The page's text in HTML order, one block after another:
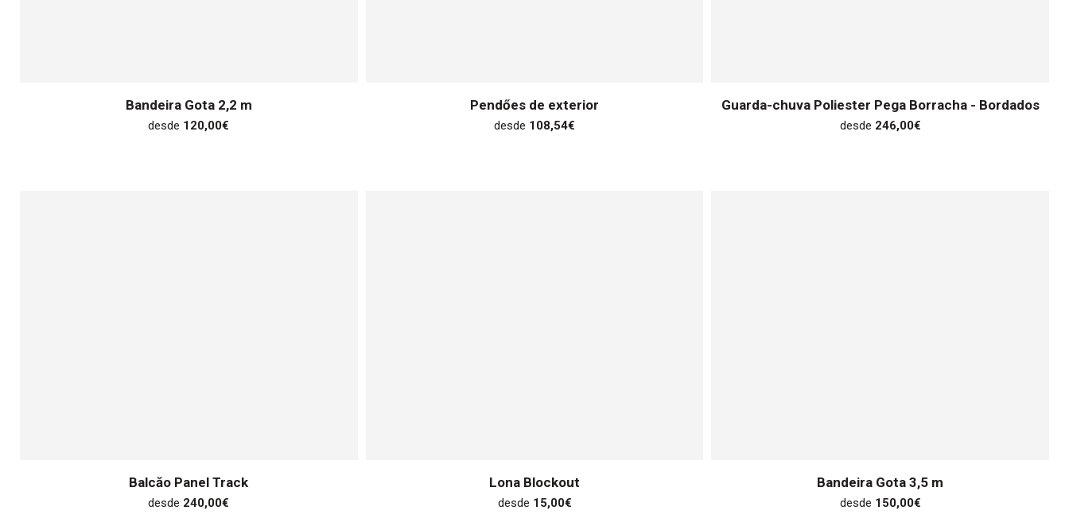
Bandeira Gota 2,2 m
desde 120,00€
Pendőes de exterior
desde 108,54€
Guarda-chuva Poliester Pega Borracha - Bordados
desde 246,00€
Balcăo Panel Track
desde 240,00€
Lona Blockout
desde 15,00€
Bandeira Gota 3,5 m
desde 150,00€